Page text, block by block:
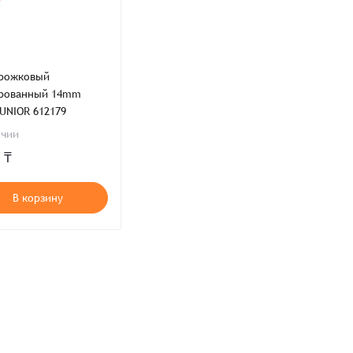
Публичной оферты
14mm
612179
₸
В корзину